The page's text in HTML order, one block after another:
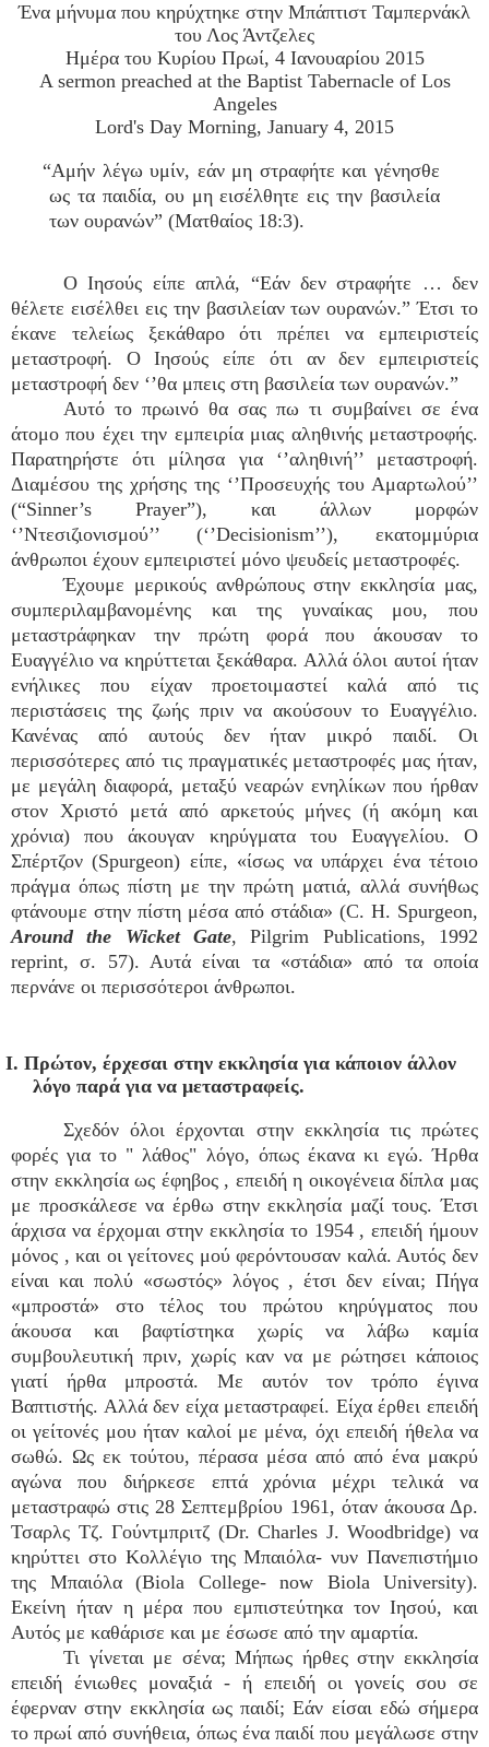
Ένα μήνυμα που κηρύχτηκε στην Μπάπτιστ Ταμπερνάκλ
του Λος Άντζελες
Ημέρα του Κυρίου Πρωί, 4 Ιανoυαρίου 2015
A sermon preached at the Baptist Tabernacle of Los
Angeles
Lord's Day Morning, January 4, 2015
“Αμήν λέγω υμίν, εάν μη στραφήτε και γένησθε
ως τα παιδία, ου μη εισέλθητε εις την βασιλεία
των ουρανών” (Ματθαίος 18:3).
Ο Ιησούς είπε απλά, “Εάν δεν στραφήτε … δεν
θέλετε εισέλθει εις την βασιλείαν των ουρανών.” Έτσι το
έκανε τελείως ξεκάθαρο ότι πρέπει να εμπειριστείς
μεταστροφή. Ο Ιησούς είπε ότι αν δεν εμπειριστείς
μεταστροφή δεν ‘’θα μπεις στη βασιλεία των ουρανών.”
Αυτό το πρωινό θα σας πω τι συμβαίνει σε ένα
άτομο που έχει την εμπειρία μιας αληθινής μεταστροφής.
Παρατηρήστε ότι μίλησα για ‘’αληθινή’’ μεταστροφή.
Διαμέσου της χρήσης της ‘’Προσευχής του Αμαρτωλού’’
(“Sinner’s Prayer”), και άλλων μορφών
‘’Ντεσιζιονισμού’’ (‘’Decisionism’’), εκατομμύρια
άνθρωποι έχουν εμπειριστεί μόνο ψευδείς μεταστροφές.
Έχουμε μερικούς ανθρώπους στην εκκλησία μας,
συμπεριλαμβανομένης και της γυναίκας μου, που
μεταστράφηκαν την πρώτη φορά που άκουσαν το
Ευαγγέλιο να κηρύττεται ξεκάθαρα. Αλλά όλοι αυτοί ήταν
ενήλικες που είχαν προετοιμαστεί καλά από τις
περιστάσεις της ζωής πριν να ακούσουν το Ευαγγέλιο.
Κανένας από αυτούς δεν ήταν μικρό παιδί. Οι
περισσότερες από τις πραγματικές μεταστροφές μας ήταν,
με μεγάλη διαφορά, μεταξύ νεαρών ενηλίκων που ήρθαν
στον Χριστό μετά από αρκετούς μήνες (ή ακόμη και
χρόνια) που άκουγαν κηρύγματα του Ευαγγελίου. Ο
Σπέρτζον (Spurgeon) είπε, «ίσως να υπάρχει ένα τέτοιο
πράγμα όπως πίστη με την πρώτη ματιά, αλλά συνήθως
φτάνουμε στην πίστη μέσα από στάδια» (C. H. Spurgeon,
Around the Wicket Gate, Pilgrim Publications, 1992
reprint, σ. 57). Αυτά είναι τα «στάδια» από τα οποία
περνάνε οι περισσότεροι άνθρωποι.
I. Πρώτον, έρχεσαι στην εκκλησία για κάποιον άλλον
λόγο παρά για να μεταστραφείς.
Σχεδόν όλοι έρχονται στην εκκλησία τις πρώτες
φορές για το " λάθος" λόγο, όπως έκανα κι εγώ. Ήρθα
στην εκκλησία ως έφηβος , επειδή η οικογένεια δίπλα μας
με προσκάλεσε να έρθω στην εκκλησία μαζί τους. Έτσι
άρχισα να έρχομαι στην εκκλησία το 1954 , επειδή ήμουν
μόνος , και οι γείτονες μού φερόντουσαν καλά. Αυτός δεν
είναι και πολύ «σωστός» λόγος , έτσι δεν είναι; Πήγα
«μπροστά» στο τέλος του πρώτου κηρύγματος που
άκουσα και βαφτίστηκα χωρίς να λάβω καμία
συμβουλευτική πριν, χωρίς καν να με ρώτησει κάποιος
γιατί ήρθα μπροστά. Με αυτόν τον τρόπο έγινα
Βαπτιστής. Αλλά δεν είχα μεταστραφεί. Είχα έρθει επειδή
οι γείτονές μου ήταν καλοί με μένα, όχι επειδή ήθελα να
σωθώ. Ως εκ τούτου, πέρασα μέσα από από ένα μακρύ
αγώνα που διήρκεσε επτά χρόνια μέχρι τελικά να
μεταστραφώ στις 28 Σεπτεμβρίου 1961, όταν άκουσα Δρ.
Τσαρλς Τζ. Γούντμπριτζ (Dr. Charles J. Woodbridge) να
κηρύττει στο Κολλέγιο της Μπαιόλα- νυν Πανεπιστήμιο
της Μπαιόλα (Biola College- now Biola University).
Εκείνη ήταν η μέρα που εμπιστεύτηκα τον Ιησού, και
Αυτός με καθάρισε και με έσωσε από την αμαρτία.
Τι γίνεται με σένα; Μήπως ήρθες στην εκκλησία
επειδή ένιωθες μοναξιά - ή επειδή οι γονείς σου σε
έφερναν στην εκκλησία ως παιδί; Εάν είσαι εδώ σήμερα
το πρωί από συνήθεια, όπως ένα παιδί που μεγάλωσε στην